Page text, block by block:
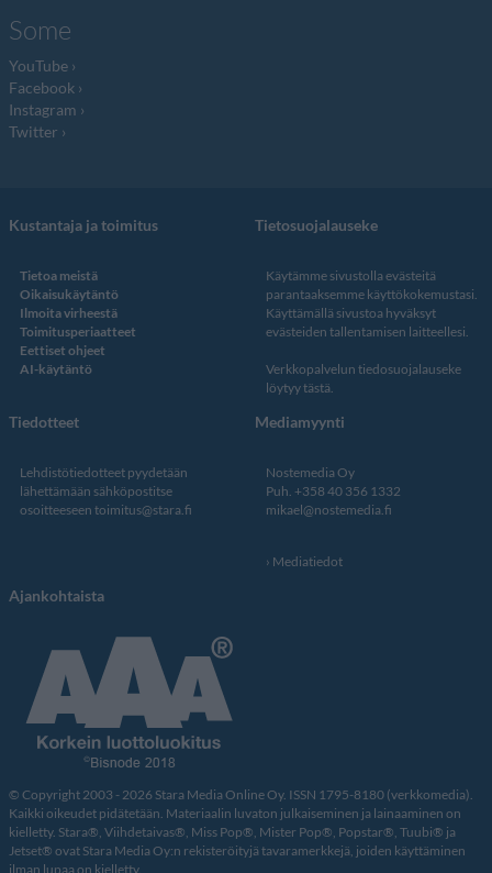
Some
YouTube
Facebook
Instagram
Twitter
Kustantaja ja toimitus
Tietoa meistä
Oikaisukäytäntö
Ilmoita virheestä
Toimitusperiaatteet
Eettiset ohjeet
AI-käytäntö
Tietosuojalauseke
Käytämme sivustolla evästeitä
parantaaksemme käyttökokemustasi.
Käyttämällä sivustoa hyväksyt
evästeiden tallentamisen laitteellesi.
Verkkopalvelun tiedosuojalauseke
löytyy tästä.
Tiedotteet
Lehdistötiedotteet pyydetään
lähettämään sähköpostitse
osoitteeseen toimitus@stara.fi
Mediamyynti
Nostemedia Oy
Puh. +358 40 356 1332
mikael@nostemedia.fi
Mediatiedot
Ajankohtaista
© Copyright 2003 - 2026 Stara Media Online Oy. ISSN 1795-8180 (verkkomedia).
Kaikki oikeudet pidätetään. Materiaalin luvaton julkaiseminen ja lainaaminen on
kielletty. Stara®, Viihdetaivas®, Miss Pop®, Mister Pop®, Popstar®, Tuubi® ja
Jetset® ovat Stara Media Oy:n rekisteröityjä tavaramerkkejä, joiden käyttäminen
ilman lupaa on kielletty.